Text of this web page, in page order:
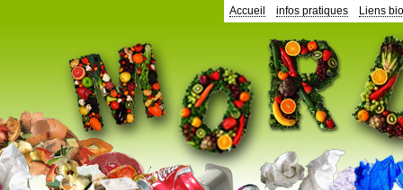
Accueil infos pratiques Liens